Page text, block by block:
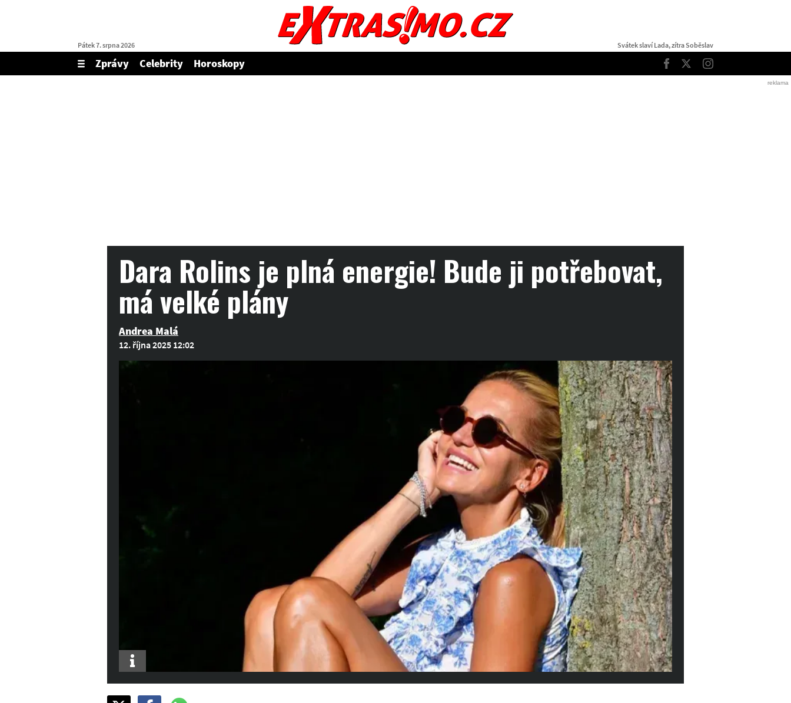
Pátek 7. srpna 2026 Svátek slaví Lada, zítra Soběslav
Zobrazit/skrýt
menu
Zprávy Celebrity
Horoskopy
Facebook
TwitterInstagram
Dara Rolins je plná energie! Bude ji potřebovat,
má velké plány
Andrea Malá
12. října 2025 12:02
Info